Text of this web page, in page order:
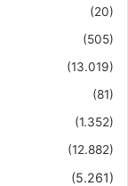
(20)
(505)
(13.019)
(81)
(1.352)
(12.882)
(5.261)